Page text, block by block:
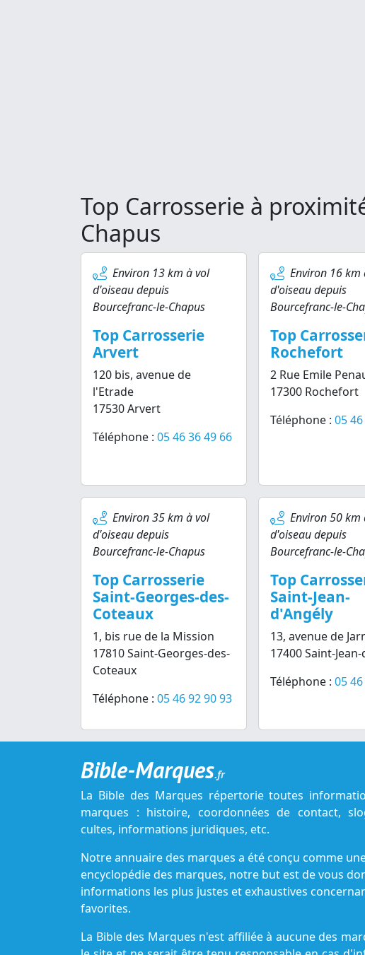
Top Carrosserie à
Chapus
Environ 13 km à vol
d'oiseau depuis
Bourcefranc-le-Chapus
Top Carrosserie
Arvert
120 bis, avenue de
l'Etrade
17530 Arvert
Téléphone : 05 46 36 49 66
Environ 16 km
d'oiseau depuis
Bourcefranc-le-
Top
Rochefort
2 Rue Emile
17300 Rochefort
Téléphone : 05
Environ 35 km à vol
d'oiseau depuis
Bourcefranc-le-Chapus
Top Carrosserie
Saint-Georges-des-
Coteaux
1, bis rue de la Mission
17810 Saint-Georges-des-
Coteaux
Téléphone : 05 46 92 90 93
Environ 50 km
d'oiseau depuis
Bourcefranc-le-
Top
Saint-Jean-
d'Angély
13, avenue de
17400 Saint-
Téléphone : 05
Bible-Marques.fr
La Bible des Marques répertorie toutes
marques : histoire, coordonnées de contact,
cultes, informations juridiques, etc.
Notre annuaire des marques a été conçu comme
encyclopédie des marques, notre but est de vous
informations les plus justes et exhaustives
favorites.
La Bible des Marques n'est affiliée à aucune des